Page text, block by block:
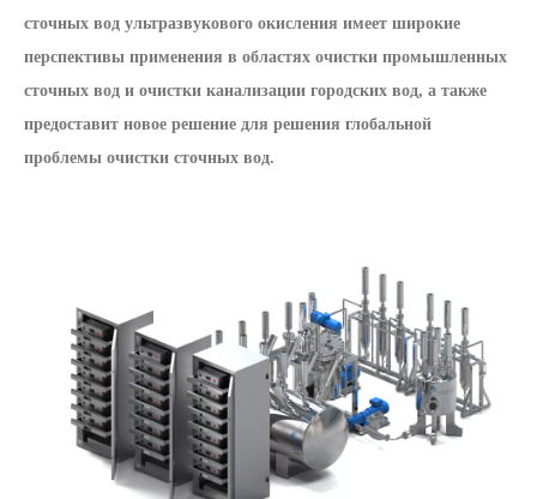
сточных вод ультразвукового окисления имеет широкие
перспективы применения в областях очистки промышленных
сточных вод и очистки канализации городских вод, а также
предоставит новое решение для решения глобальной
проблемы очистки сточных вод.